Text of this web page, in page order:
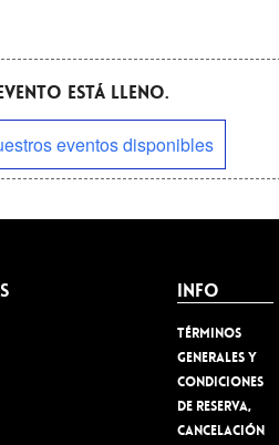
está lleno.
eventos disponibles
Info
TÉRMINOS
GENERALES Y
CONDICIONES
DE RESERVA,
CANCELACIÓN